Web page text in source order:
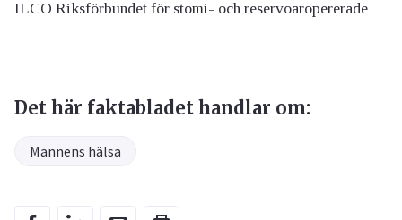
ILCO Riksförbundet för stomi- och reservoaropererade
Det här faktabladet handlar om:
Mannens hälsa